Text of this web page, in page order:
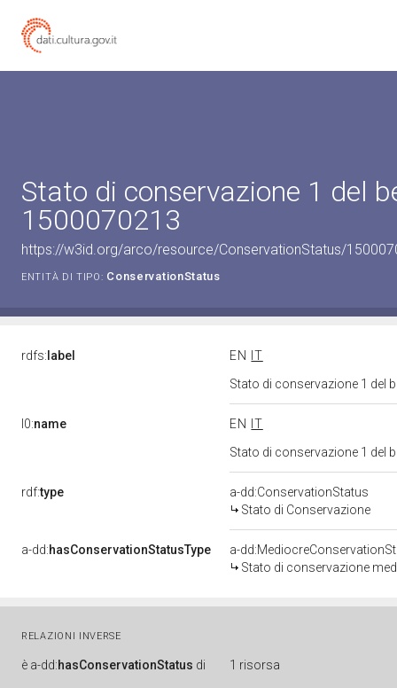
Stato di conservazione 1 del
1500070213
https://w3id.org/arco/resource/ConservationStatus/
ENTITÀ DI TIPO: ConservationStatus
rdfs: label EN
IT
Stato di conservazione 1 del
l0:name EN
IT
Stato di conservazione 1 del
rdf:type
a-dd:ConservationStatus
Stato di Conservazione
a-dd:hasConservationStatusType
a-
Stato di conservazione
RELAZIONI INVERSE
è a-dd:hasConservationStatus di 1 risorsa